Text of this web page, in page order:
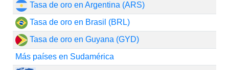
Tasa de oro en Argentina (ARS)
Tasa de oro en Brasil (BRL)
Tasa de oro en Guyana (GYD)
Más países en Sudamérica